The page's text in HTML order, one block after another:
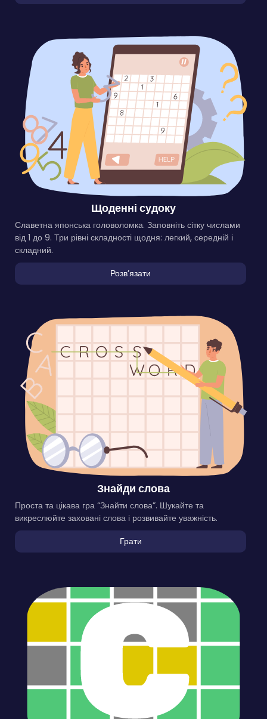
Щоденні судоку
Славетна японська головоломка. Заповніть сітку числами
від 1 до 9. Три рівні складності щодня: легкий, середній і
складний.
Розвʼязати
Знайди слова
Проста та цікава гра “Знайти слова”. Шукайте та
викреслюйте заховані слова і розвивайте уважність.
Грати